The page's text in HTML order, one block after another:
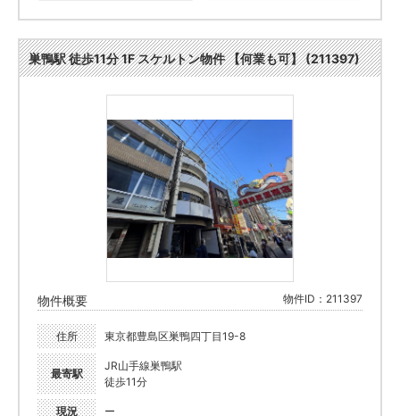
巣鴨駅 徒歩11分 1F スケルトン物件 【何業も可】 (211397)
物件概要 物件ID：211397
住所 東京都豊島区巣鴨四丁目19-8
最寄駅
JR山手線巣鴨駅
徒歩11分
現況 ー